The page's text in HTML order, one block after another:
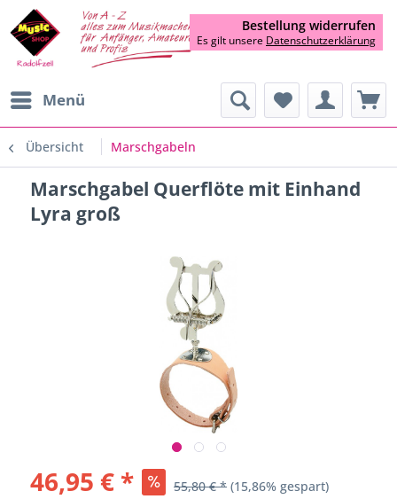
Menü
Übersicht Marschgabeln
Marschgabel Querflöte mit Einhand
Lyra groß
46,95 € * 55,80 € * (15,86% gespart)
Bestellung widerrufen
Es gilt unsere Datenschutzerklärung